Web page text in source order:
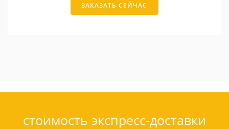
ЗАКАЗАТЬ СЕЙЧАС
стоимость экспресс-доставки